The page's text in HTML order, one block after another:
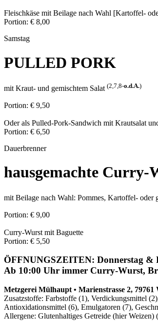
Fleischkäse mit Beilage nach Wahl [Kartoffel-
Portion: € 8,00
Samstag
PULLED PORK
mit Kraut- und gemischtem Salat (2,7,8-o.d.A.)
Portion: € 9,50
Oder als Pulled-Pork-Sandwich mit Krautsalat
Portion: € 6,50
Dauerbrenner
hausgemachte Curry-
mit Beilage nach Wahl: Pommes, Kartoffel- oder
Portion: € 9,00
Curry-Wurst mit Baguette
Portion: € 5,50
ÖFFNUNGSZEITEN: Donnerstag &
Ab 10:00 Uhr immer Curry-Wurst,
Metzgerei Mülhaupt • Marienstrasse 2, 79761
Zusatzstoffe: Farbstoffe (1), Verdickungsmittel
Antioxidationsmittel (6), Emulgatoren (7),
Allergene: Glutenhaltiges Getreide (hier